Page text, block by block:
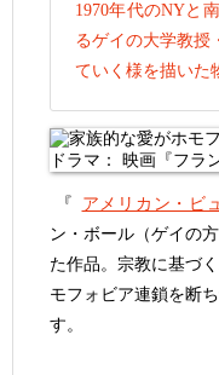
1970年代のNYと
るゲイの大学教授
ていく様を描いた
『 アメリカン・ビ
ン・ボール（ゲイの
た作品。宗教に基づ
モフォビア連鎖を断
す。